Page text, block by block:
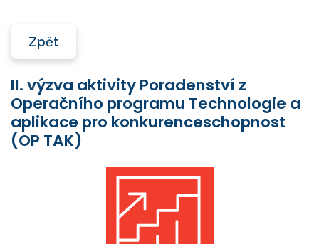
Zpět
II. výzva aktivity Poradenství z
Operačního programu Technologie a
aplikace pro konkurenceschopnost
(OP TAK)